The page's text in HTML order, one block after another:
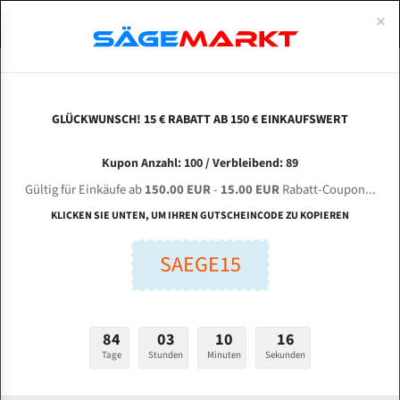
MEBA 280 A für 4200 mm Bi-Metall
Bandsägeblätter
Länge (mm):
Stärken + Zahnteilung:
mm
ABOUTS
ENGLISH
Bi-Metall Meterware
Fleischerei Bandsägeblätter
Bandmesser Glatt Meterware
Konvex Meterware
×
GLÜCKWUNSCH! 15 € RABATT AB 150 € EINKAUFSWERT
Kupon Anzahl: 100 / Verbleibend: 89
Gültig für Einkäufe ab150.00 EUR- 15.00 EURRabatt-Coupon...
KLICKEN SIE UNTEN, UM IHREN GUTSCHEINCODE ZU KOPIEREN
SAEGE15
84
Tage
03
Stunden
10
Minuten
15
Sekunden